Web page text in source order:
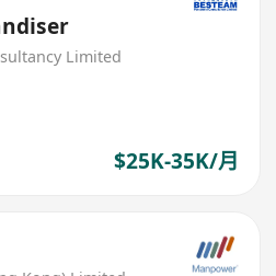
Limited
$25K-35K/月